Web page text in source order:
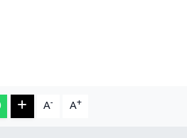
A- A+